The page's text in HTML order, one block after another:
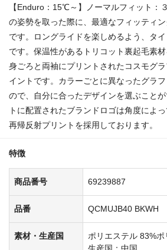
【Enduro：15℃～】ノーマルフィット：
の姿勢を取った際に、最適なフィッティ
です。ロングライドを楽しめるよう、タ
です。保温性があるトリコット裏起毛素
身ごろと両袖にプリントされたコスモグ
イントです。カラーごとに異なったグラ
ので、自分に合ったデザインを選ぶこと
トに配置されたブランドロゴは角度によ
再帰反射プリントを採用しております。
特徴
商品番号 69239887
品番 QCMUJB40 BKWH
素材・生産国
ポリエステル 83%
生産国：中国